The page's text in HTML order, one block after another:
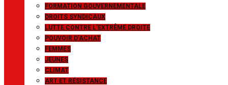
FORMATION GOUVERNEMENTALE
DROITS SYNDICAUX
LUTTE CONTRE L’EXTRÊME DROITE
POUVOIR D’ACHAT
FEMMES
JEUNES
CLIMAT
ART ET RÉSISTANCE